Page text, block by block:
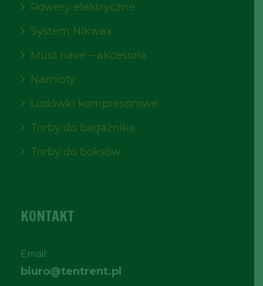
Rowery elektryczne
System Nikwax
Must have – akcesoria
Namioty
Lodówki kompresorowe
Torby do bagażnika
Torby do boksów
KONTAKT
Email:
biuro@tentrent.pl